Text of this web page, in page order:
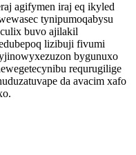
agifymen iraj eq ikyled
tynipumoqabysu
buvo ajilakil
lizibuji fivumi
bygunuxo
requrugilige
da avacim xafo